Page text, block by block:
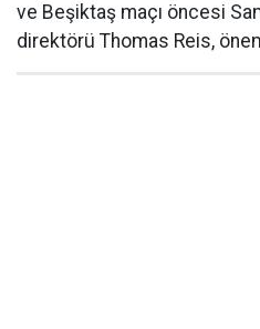
ve Beşiktaş maçı öncesi
direktörü Thomas Reis,